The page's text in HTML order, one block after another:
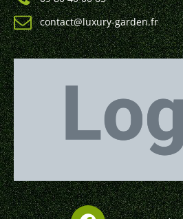
contact@luxury-garden.fr